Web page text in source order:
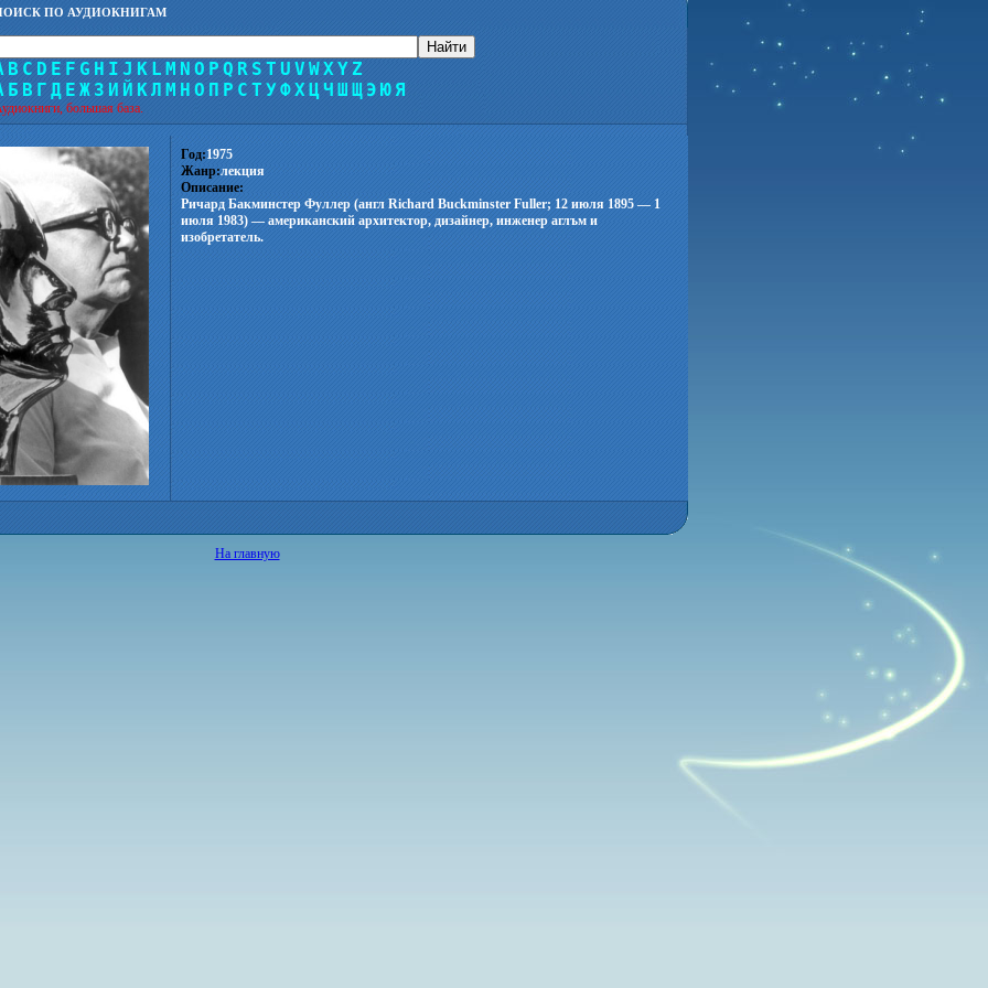
ПО АУДИОКНИГАМ
B C D E F G H I J K L M N O P Q R S T U V WXYZ
Б В Г Д Е Ж З И Й КЛ М Н О П Р С Т УФХ ЦЧ Ш Щ Э ЮЯ
большая база.
Год:1975
Жанр:лекция
Описание:
Ричард Бакминстер Фуллер (англ Richard Buckminster Fuller; 12 июля 1895 — 1
июля 1983) — американский архитектор, дизайнер, инженер аглъм и
изобретатель.
На главную